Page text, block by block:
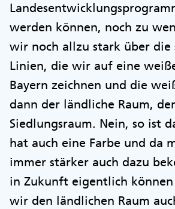
werden können, noch zu
wir noch allzu stark über die
Linien, die wir auf eine
Bayern zeichnen und die
dann der ländliche Raum,
Siedlungsraum. Nein, so ist
hat auch eine Farbe und da
immer stärker auch dazu
in Zukunft eigentlich
wir den ländlichen Raum